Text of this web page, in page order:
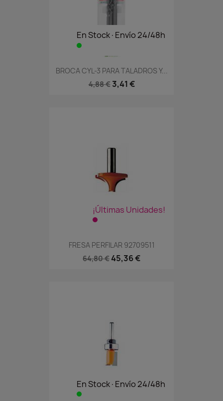
En Stock·Envío 24/48h
BROCA CYL-3 PARA TALADROS Y...
4,88 € 3,41 €
¡Últimas Unidades!
FRESA PERFILAR 92709511
64,80 € 45,36 €
En Stock·Envío 24/48h